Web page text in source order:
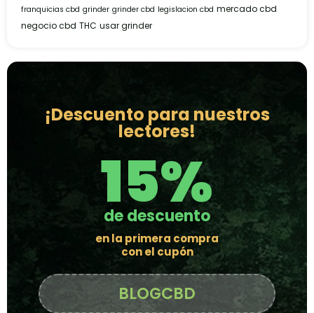
franquicias cbd grinder grinder cbd legislacion cbd mercado cbd
negocio cbd THC usar grinder
¡Descuento para nuestros
lectores!
15%
de descuento
en la primera compra
con el cupón
BLOGCBD